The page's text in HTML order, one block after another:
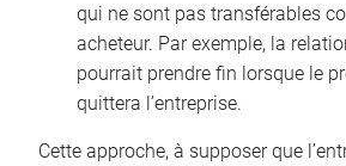
qui ne sont pas transférables
acheteur. Par exemple, la
pourrait prendre fin lorsque le
quittera l’entreprise.
Cette approche, à supposer que